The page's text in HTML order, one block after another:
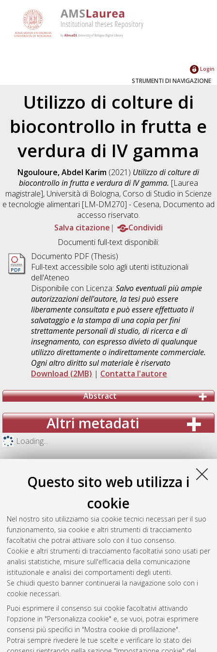
Questo sito web utilizza i
cookie
Nel nostro sito utilizziamo sia cookie tecnici necessari per il suo
funzionamento, sia cookie e altri strumenti di tracciamento
facoltativi che potrai attivare solo con il tuo consenso.
Cookie e altri strumenti di tracciamento facoltativi sono usati per
analisi statistiche, misure sull'efficacia della comunicazione
istituzionale e analisi dei comportamenti degli utenti.
Se chiudi questo banner continuerai la navigazione solo con i
cookie necessari.
Puoi esprimere il consenso sui cookie facoltativi attivando
l'opzione in "Personalizza cookie" e, se vuoi, potrai esprimere
consensi più specifici in "Mostra cookie di profilazione".
Potrai sempre rivedere le tue scelte e verificare lo stato dei
Login
STRUMENTI DI NAVIGAZIONE
Utilizzo di colture di
biocontrollo in frutta e
verdura di IV gamma
Ngouloure, Abdel Karim (2021) Utilizzo di colture di
biocontrollo in frutta e verdura di IV gamma. [Laurea
magistrale], Università di Bologna, Corso di Studio in Scienze
e tecnologie alimentari [LM-DM270] - Cesena, Documento ad
accesso riservato.
Salva citazione
Condividi
Documenti full-text disponibili:
Documento PDF (Thesis)
Full-text accessibile solo agli utenti istituzionali
dell'Ateneo
Disponibile con Licenza: Salvo eventuali più ampie
autorizzazioni dell'autore, la tesi può essere
liberamente consultata e può essere effettuato il
salvataggio e la stampa di una copia per fini
strettamente personali di studio, di ricerca e di
insegnamento, con espresso divieto di qualunque
utilizzo direttamente o indirettamente commerciale.
Ogni altro diritto sul materiale è riservato
Download (2MB) | Contatta l'autore
Abstract
Altri metadati
Loading...
Gestione del documento:
Atom
Rss 1.0
Rss 2.0